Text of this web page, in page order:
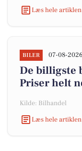
Læs hele
BILER 07-08-
De billigste
Priser helt
Kilde: Bilhandel
Læs hele